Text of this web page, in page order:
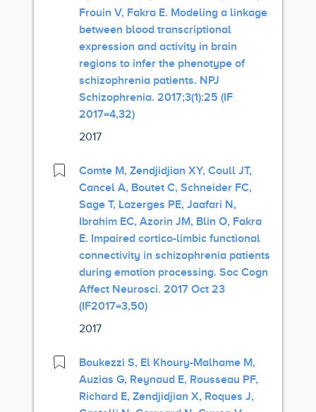
Frouin V, Fakra E. Modeling a linkage
between blood transcriptional
expression and activity in brain
regions to infer the phenotype of
schizophrenia patients. NPJ
Schizophrenia. 2017;3(1):25 (IF
2017=4,32)
2017
Comte M, Zendjidjian XY, Coull JT,
Cancel A, Boutet C, Schneider FC,
Sage T, Lazerges PE, Jaafari N,
Ibrahim EC, Azorin JM, Blin O, Fakra
E. Impaired cortico-limbic functional
connectivity in schizophrenia patients
during emotion processing. Soc Cogn
Affect Neurosci. 2017 Oct 23
(IF2017=3,50)
2017
Boukezzi S, El Khoury-Malhame M,
Auzias G, Reynaud E, Rousseau PF,
Richard E, Zendjidjian X, Roques J,